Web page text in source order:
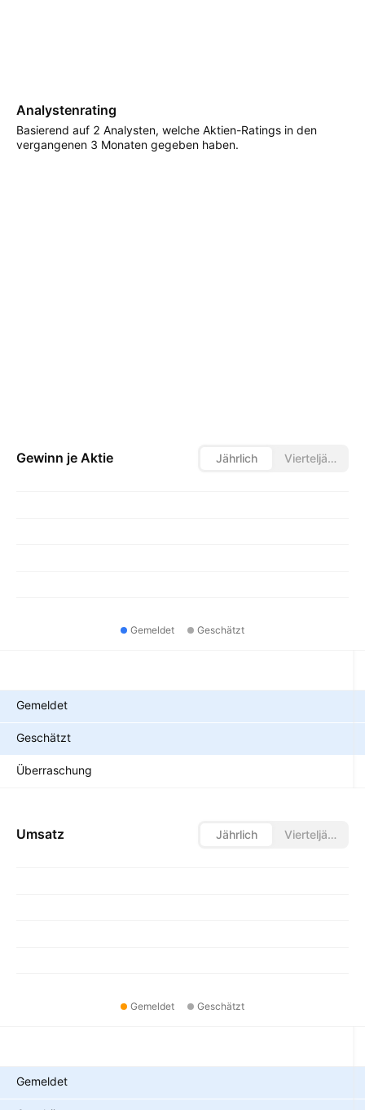
Analystenrating
Basierend auf 2 Analysten, welche Aktien-Ratings in den
vergangenen 3 Monaten gegeben haben.
Gewinn je Aktie Jährlich Vierteljährlich
Gemeldet Geschätzt
Gemeldet
Geschätzt
Überraschung
Umsatz Jährlich Vierteljährlich
Gemeldet Geschätzt
Gemeldet